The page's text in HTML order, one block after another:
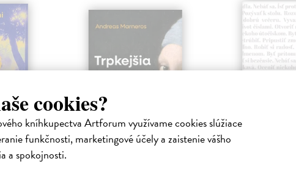
cookies?
kníhkupectva Artforum využívame cookies slúžiace
funkčnosti, marketingové účely a zaistenie vášho
a spokojnosti.
nejisté